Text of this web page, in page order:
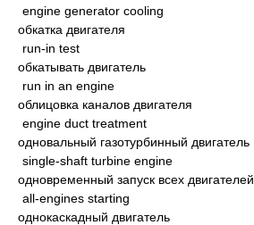
engine generator cooling
обкатка двигателя
run-in test
обкатывать двигатель
run in an engine
облицовка каналов двигателя
engine duct treatment
одновальный газотурбинный двигатель
single-shaft turbine engine
одновременный запуск всех двигателей
all-engines starting
однокаскадный двигатель